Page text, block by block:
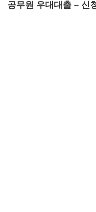
공무원 우대대출 – 신